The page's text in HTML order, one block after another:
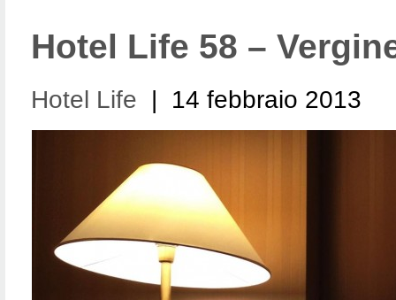
Hotel Life 58 –
Hotel Life | 14 febbraio 2013